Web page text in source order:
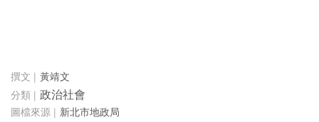
黃靖文
政治社會
新北市地政局